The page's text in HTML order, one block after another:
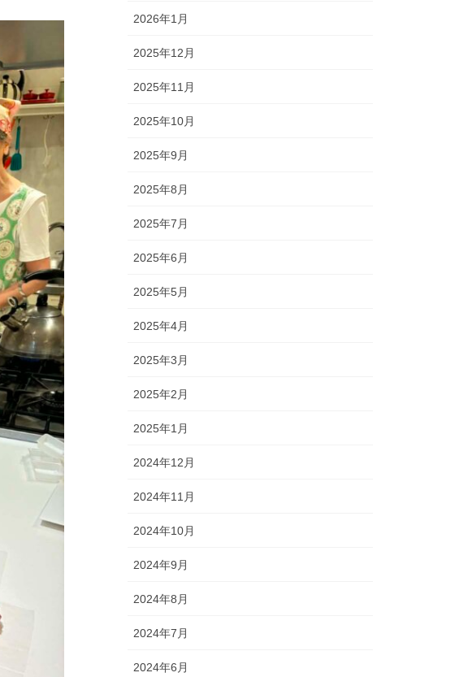
2026年1月
2025年12月
2025年11月
2025年10月
2025年9月
2025年8月
2025年7月
2025年6月
2025年5月
2025年4月
2025年3月
2025年2月
2025年1月
2024年12月
2024年11月
2024年10月
2024年9月
2024年8月
2024年7月
2024年6月